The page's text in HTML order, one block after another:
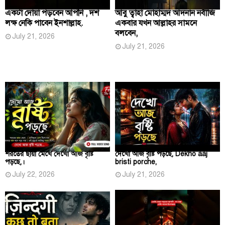
একটা দোয়া পড়বেন আপনি , দশ
লক্ষ নেকি পাবেন ইনশাল্লাহ.
July 21, 2026
আবু ত্বাহা মোহাম্মদ আদনান নবীজি
একবার যখন আল্লাহর সামনে
বলবেন,
July 21, 2026
শরতের ছায়া মেখে দেখো আজ বৃষ্টি
পড়ছে,।
July 22, 2026
দেখো আজ বৃষ্টি পড়ছে, Dekho aaj
bristi porche,
July 21, 2026